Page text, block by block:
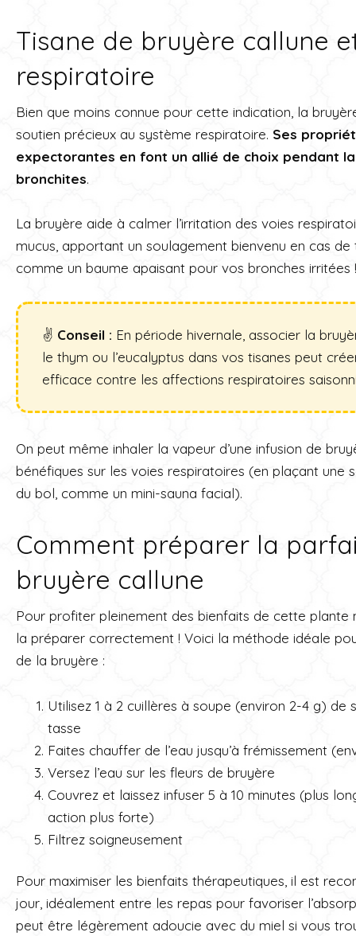
Tisane de bruyère callune
respiratoire
Bien que moins connue pour cette indication, la
soutien précieux au système respiratoire. Ses
expectorantes en font un allié de choix pendant
bronchites.
La bruyère aide à calmer l’irritation des voies
mucus, apportant un soulagement bienvenu en cas de
comme un baume apaisant pour vos bronches irritées !
✌️ Conseil : En période hivernale, associer la
le thym ou l’eucalyptus dans vos tisanes peut
efficace contre les affections respiratoires
On peut même inhaler la vapeur d’une infusion de
bénéfiques sur les voies respiratoires (en plaçant une
du bol, comme un mini-sauna facial).
Comment préparer la
bruyère callune
Pour profiter pleinement des bienfaits de cette
la préparer correctement ! Voici la méthode idéale
de la bruyère :
Utilisez 1 à 2 cuillères à soupe (environ 2-4 g) de
tasse
Faites chauffer de l’eau jusqu’à frémissement
Versez l’eau sur les fleurs de bruyère
Couvrez et laissez infuser 5 à 10 minutes (plus
action plus forte)
Filtrez soigneusement
Pour maximiser les bienfaits thérapeutiques, il est
jour, idéalement entre les repas pour favoriser
peut être légèrement adoucie avec du miel si vous